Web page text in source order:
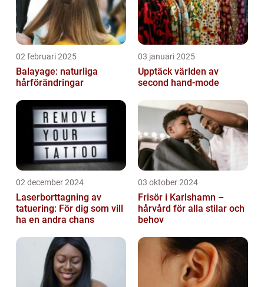
02 februari 2025
Balayage: naturliga
hårförändringar
03 januari 2025
Upptäck världen av
second hand-mode
02 december 2024
Laserborttagning av
tatuering: För dig som vill
ha en andra chans
03 oktober 2024
Frisör i Karlshamn –
hårvård för alla stilar och
behov